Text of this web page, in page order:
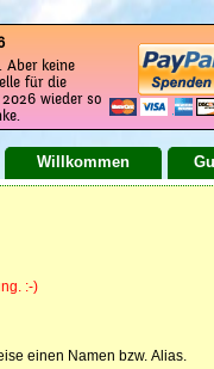
Aber keine
für die
wieder so
Willkommen
:-)
einen Namen bzw. Alias.